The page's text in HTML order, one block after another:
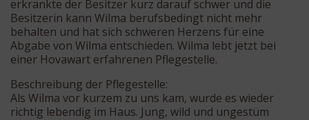
erkrankte der Besitzer kurz darauf schwer und die
Besitzerin kann Wilma berufsbedingt nicht mehr
behalten und hat sich schweren Herzens für eine
Abgabe von Wilma entschieden. Wilma lebt jetzt bei
einer Hovawart erfahrenen Pflegestelle.
Beschreibung der Pflegestelle:
Als Wilma vor kurzem zu uns kam, wurde es wieder
richtig lebendig im Haus. Jung, wild und ungestüm